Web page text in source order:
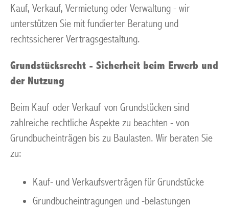
Kauf, Verkauf, Vermietung oder Verwaltung - wir
unterstützen Sie mit fundierter Beratung und
rechtssicherer Vertragsgestaltung.
Grundstücksrecht - Sicherheit beim Erwerb und
der Nutzung
Beim Kauf oder Verkauf von Grundstücken sind
zahlreiche rechtliche Aspekte zu beachten - von
Grundbucheinträgen bis zu Baulasten. Wir beraten Sie
zu:
Kauf- und Verkaufsverträgen für Grundstücke
Grundbucheintragungen und -belastungen